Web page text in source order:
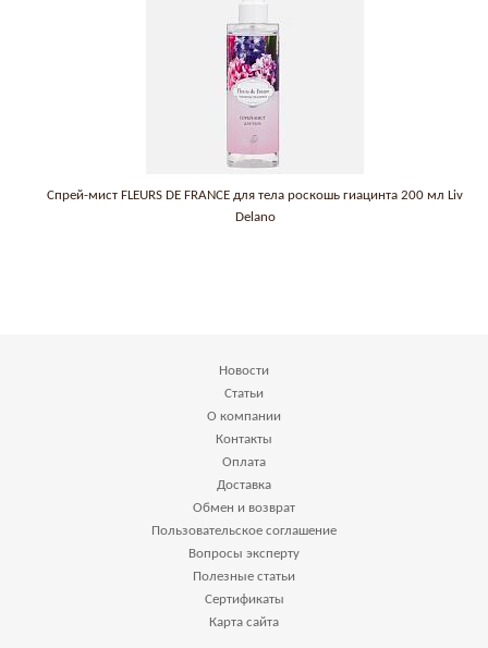
Спрей-мист FLEURS DE FRANCE для тела роскошь гиацинта 200 мл Liv
Delano
Новости
Статьи
О компании
Контакты
Оплата
Доставка
Обмен и возврат
Пользовательское соглашение
Вопросы эксперту
Полезные статьи
Сертификаты
Карта сайта